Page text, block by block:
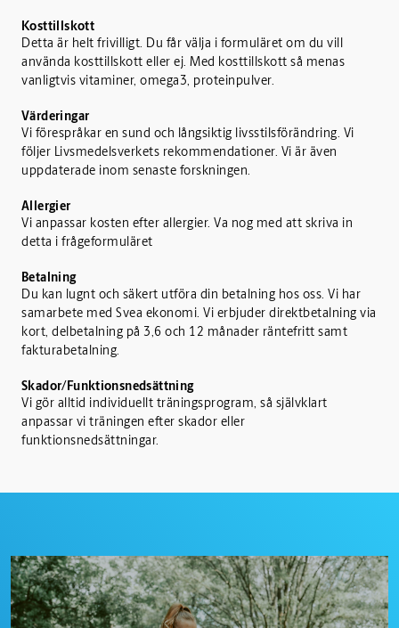
Kosttillskott
Detta är helt frivilligt. Du får välja i formuläret om du vill
använda kosttillskott eller ej. Med kosttillskott så menas
vanligtvis vitaminer, omega3, proteinpulver.
Värderingar
Vi förespråkar en sund och långsiktig livsstilsförändring. Vi
följer Livsmedelsverkets rekommendationer. Vi är även
uppdaterade inom senaste forskningen.
Allergier
Vi anpassar kosten efter allergier. Va nog med att skriva in
detta i frågeformuläret
Betalning
Du kan lugnt och säkert utföra din betalning hos oss. Vi har
samarbete med Svea ekonomi. Vi erbjuder direktbetalning via
kort, delbetalning på 3,6 och 12 månader räntefritt samt
fakturabetalning.
Skador/Funktionsnedsättning
Vi gör alltid individuellt träningsprogram, så självklart
anpassar vi träningen efter skador eller
funktionsnedsättningar.